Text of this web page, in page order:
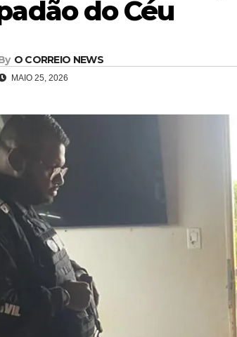
do Céu
O CORREIO NEWS
MAIO 25, 2026